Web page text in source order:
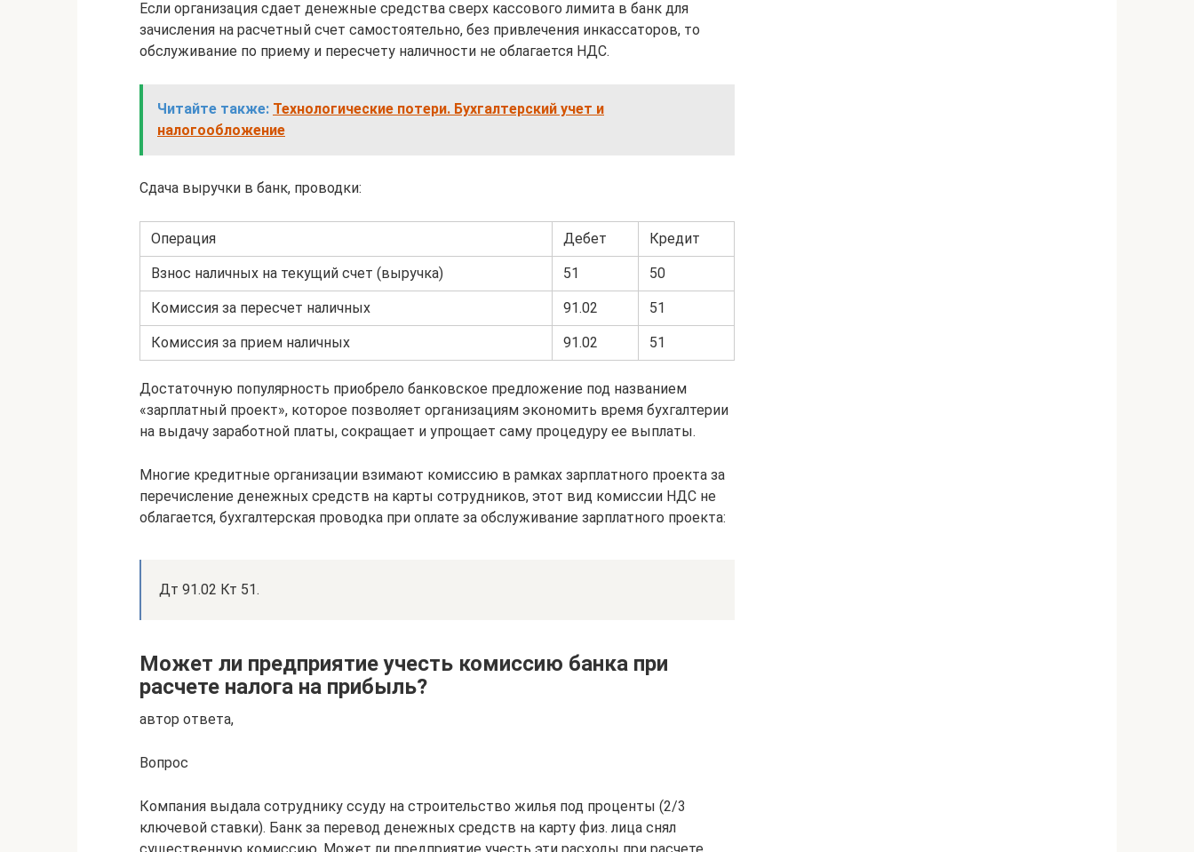
Если организация сдает денежные средства сверх кассового лимита в банк для
зачисления на расчетный счет самостоятельно, без привлечения инкассаторов, то
обслуживание по приему и пересчету наличности не облагается НДС.
Читайте также: Технологические потери. Бухгалтерский учет и
налогообложение
Сдача выручки в банк, проводки:
Операция Дебет Кредит
Взнос наличных на текущий счет (выручка) 51 50
Комиссия за пересчет наличных 91.02 51
Комиссия за прием наличных 91.02 51
Достаточную популярность приобрело банковское предложение под названием
«зарплатный проект», которое позволяет организациям экономить время бухгалтерии
на выдачу заработной платы, сокращает и упрощает саму процедуру ее выплаты.
Многие кредитные организации взимают комиссию в рамках зарплатного проекта за
перечисление денежных средств на карты сотрудников, этот вид комиссии НДС не
облагается, бухгалтерская проводка при оплате за обслуживание зарплатного проекта:
Дт 91.02 Кт 51.
Может ли предприятие учесть комиссию банка при
расчете налога на прибыль?
автор ответа,
Вопрос
Компания выдала сотруднику ссуду на строительство жилья под проценты (2/3
ключевой ставки). Банк за перевод денежных средств на карту физ. лица снял